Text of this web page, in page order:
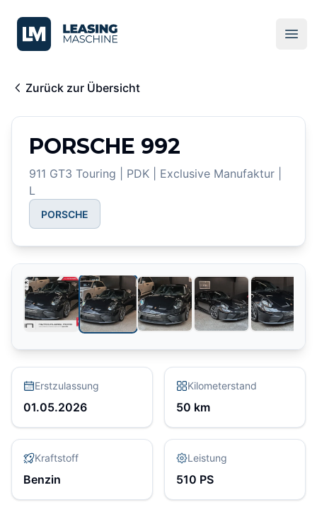
LeasingMaschine
Zurück zur Übersicht
PORSCHE 992
911 GT3 Touring | PDK | Exclusive Manufaktur |
L
PORSCHE
Erstzulassung
01.05.2026
Kilometerstand
50 km
Kraftstoff
Benzin
Leistung
510 PS